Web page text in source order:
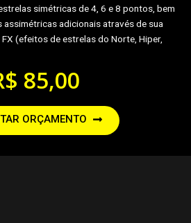
simétricas de 4, 6 e 8 pontos, bem
adicionais através de sua
(efeitos de estrelas do Norte, Hiper,
85,00
ORÇAMENTO